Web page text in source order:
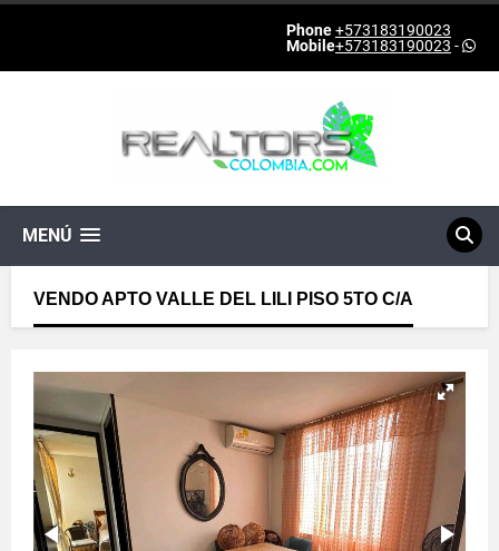
Phone+573183190023
Mobile+573183190023 -
MENÚ
VENDO APTO VALLE DEL LILI PISO 5TO C/A